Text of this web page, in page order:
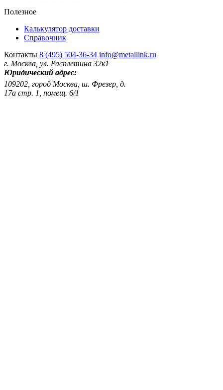
Полезное
Калькулятор доставки
Справочник
Контакты 8 (495) 504-36-34 info@metallink.ru
г. Москва, ул. Расплетина 32к1
Юридический адрес:
109202, город Москва, ш. Фрезер, д.
17а стр. 1, помещ. 6/1